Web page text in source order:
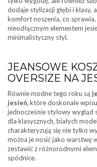
dodaje stylizacji głębi i klasy,
komfort noszenia, co
nieodłącznym elementem
minimalistyczny styl.
JEANSOWE
OVERSIZE NA
Równie modne tego roku są
jesień, które doskonale
jednocześnie stylowy wygląd
dla klasycznych, białych
charakteryzują się nie tylko
można je nosić jako warstwę
zestawić z różnorodnymi
spódnice.